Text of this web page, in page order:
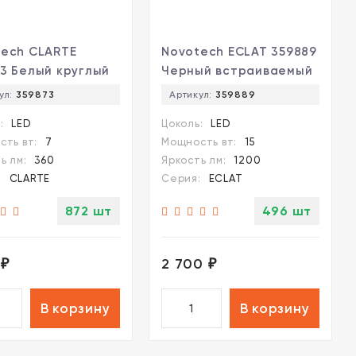
CLARTE
Белый круглый
CCT
температуры
360Лм CRI≥90
4000-6000К
359873
LED
вт:
7
лм:
360
CLARTE
872 шт
₽
В корзину
Novotech ECLAT 359889
Черный встраиваемый
светильник диаметром
переключателем
цветовой температуры
LED 15Вт 1300Лм CRI≥90
UGR≤16 45° 3000-4000-
6000К IP20 220V
Артикул: 359889
Цоколь:
LED
Мощность вт:
15
Яркость лм:
1200
Серия:
ECLAT
496 шт
2 700 ₽
В корзину